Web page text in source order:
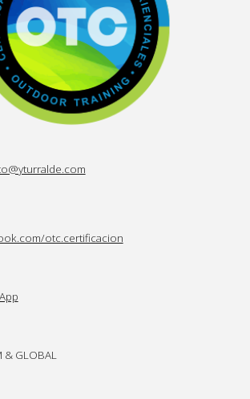
otc.certificacion
& GLOBAL